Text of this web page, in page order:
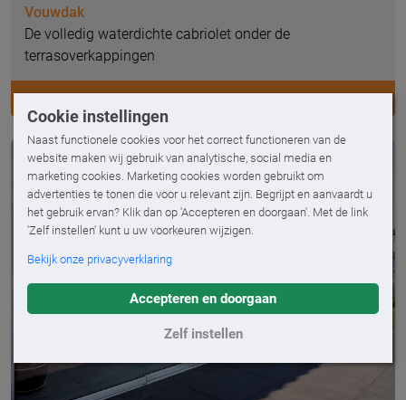
Cookie instellingen
Naast functionele cookies voor het correct functioneren van de
website maken wij gebruik van analytische, social media en
marketing cookies. Marketing cookies worden gebruikt om
advertenties te tonen die voor u relevant zijn. Begrijpt en aanvaardt u
het gebruik ervan? Klik dan op 'Accepteren en doorgaan'. Met de link
'Zelf instellen' kunt u uw voorkeuren wijzigen.
Bekijk onze privacyverklaring
Accepteren en doorgaan
Zelf instellen
Vouwdak
De volledig waterdichte cabriolet onder de
terrasoverkappingen
VOUWDAK